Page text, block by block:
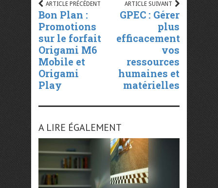
ARTICLE PRÉCÉDENT
Bon Plan :
Promotions
sur le forfait
Origami M6
Mobile et
Origami
Play
ARTICLE SUIVANT
GPEC : Gérer
plus
efficacement
vos
ressources
humaines et
matérielles
A LIRE ÉGALEMENT